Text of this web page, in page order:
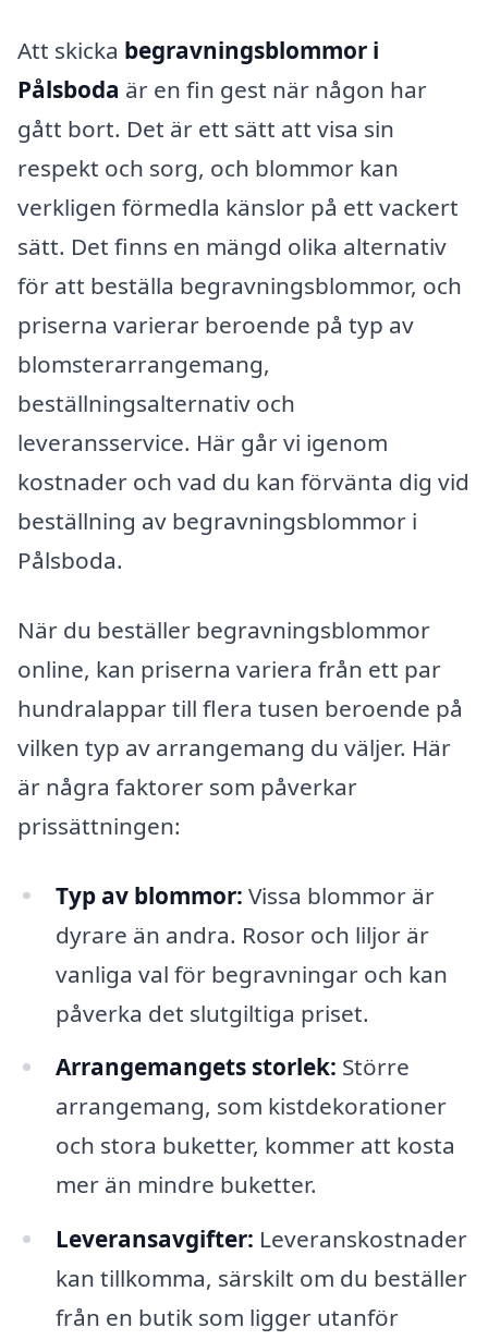
Att skicka begravningsblommor i
Pålsboda är en fin gest när någon har
gått bort. Det är ett sätt att visa sin
respekt och sorg, och blommor kan
verkligen förmedla känslor på ett vackert
sätt. Det finns en mängd olika alternativ
för att beställa begravningsblommor, och
priserna varierar beroende på typ av
blomsterarrangemang,
beställningsalternativ och
leveransservice. Här går vi igenom
kostnader och vad du kan förvänta dig vid
beställning av begravningsblommor i
Pålsboda.
När du beställer begravningsblommor
online, kan priserna variera från ett par
hundralappar till flera tusen beroende på
vilken typ av arrangemang du väljer. Här
är några faktorer som påverkar
prissättningen:
Typ av blommor: Vissa blommor är
dyrare än andra. Rosor och liljor är
vanliga val för begravningar och kan
påverka det slutgiltiga priset.
Arrangemangets storlek: Större
arrangemang, som kistdekorationer
och stora buketter, kommer att kosta
mer än mindre buketter.
Leveransavgifter: Leveranskostnader
kan tillkomma, särskilt om du beställer
från en butik som ligger utanför